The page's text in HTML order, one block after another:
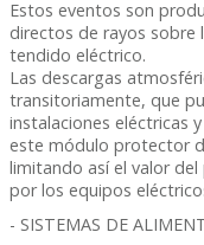
Estos eventos son
directos de rayos sobre
tendido eléctrico.
Las descargas
transitoriamente, que
instalaciones eléctricas
este módulo protector
limitando así el valor
por los equipos
- SISTEMAS DE